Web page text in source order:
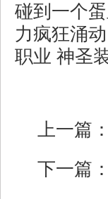
碰到一个
力疯狂涌
职业 神圣
上一篇：
下一篇：